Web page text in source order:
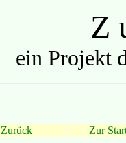
Z
ein Projekt
Zurück
Zur